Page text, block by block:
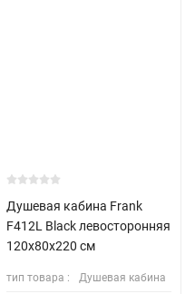
Душевая кабина Frank
F412L Black левосторонняя
120х80х220 см
тип товара : Душевая кабина